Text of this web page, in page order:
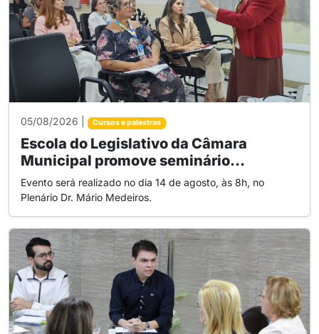
05/08/2026 | Cursos e palestras
Escola do Legislativo da Câmara
Municipal promove seminário...
Evento será realizado no dia 14 de agosto, às 8h, no
Plenário Dr. Mário Medeiros.